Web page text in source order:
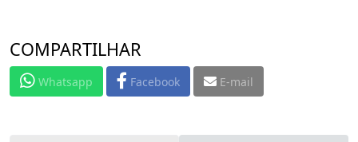
COMPARTILHAR
Whatsapp Facebook E-mail